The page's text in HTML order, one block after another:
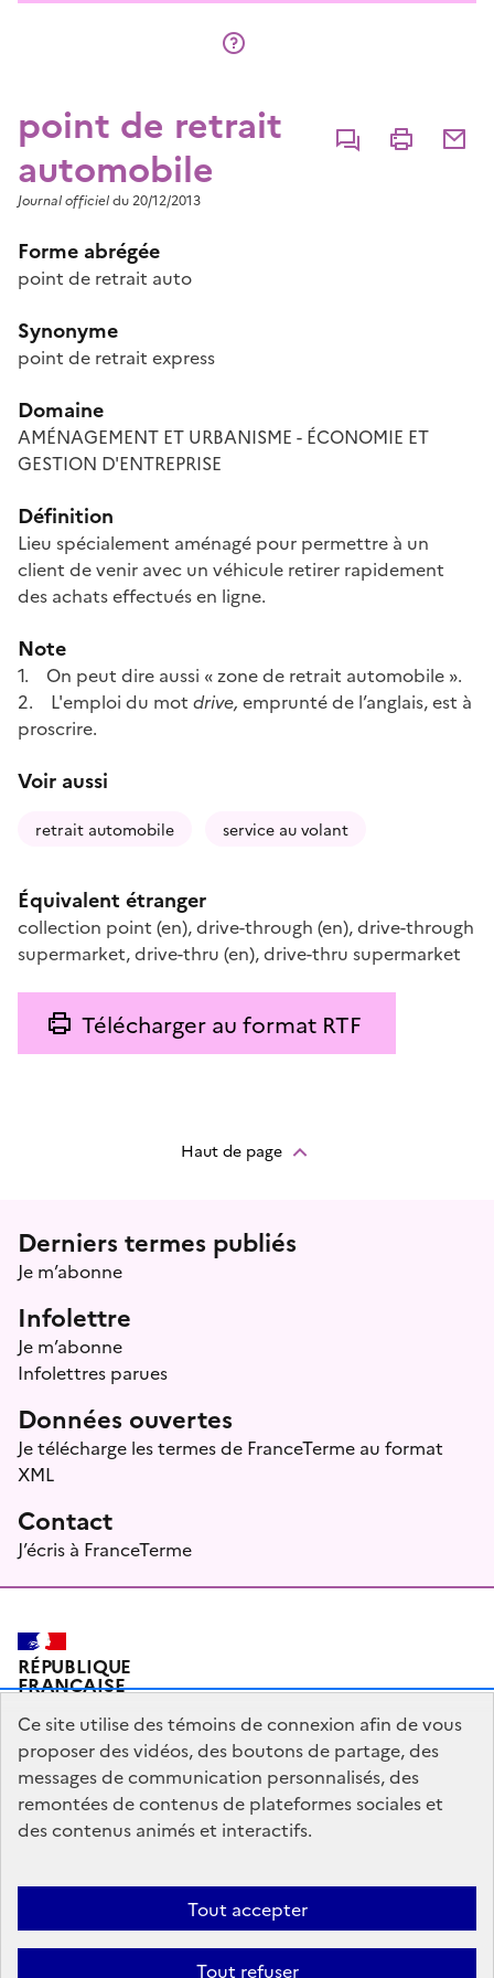
point de retrait
automobile
CommenterImprimer
Journal officieldu 20/12/2013
Forme abrégée
point de retrait auto
Synonyme
point de retrait express
Domaine
AMÉNAGEMENT ET URBANISME - ÉCONOMIE ET
GESTION D'ENTREPRISE
Définition
Lieu spécialement aménagé pour permettre à un
client de venir avec un véhicule retirer rapidement
des achats effectués en ligne.
Note
1. On peut dire aussi « zone de retrait automobile ».
2. L'emploi du mot drive, emprunté de l’anglais, est à
proscrire.
Voir aussi
retrait automobile service au volant
Équivalent étranger
collection point (en),drive-through (en),drive-through
supermarket,drive-thru (en),drive-thru supermarket
Télécharger au format RTF
Haut de page
Menu prefooter
Derniers termes publiés
Je m’abonne
Infolettre
Je m’abonne
Infolettres parues
Données ouvertes
Je télécharge les termes de FranceTerme au format
XML
Contact
J’écris à FranceTerme
RÉPUBLIQUE
FRANÇAISE
Plan du site Mentions légales Qui sommes-nous ?
Partagez votre expérience pour améliorer les services
Accessibilité : partiellement conforme
gouvernement.fr
Ce site utilise des témoins de connexion afin de vous
proposer des vidéos, des boutons de partage, des
messages de communication personnalisés, des
remontées de contenus de plateformes sociales et
des contenus animés et interactifs.
Tout accepter
Tout refuser